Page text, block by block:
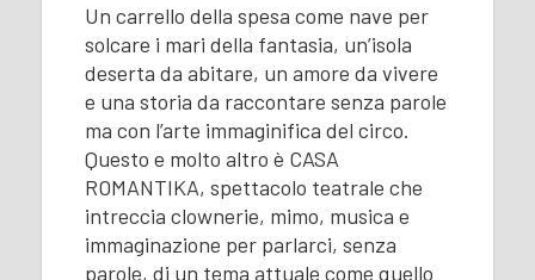
Un carrello della spesa come nave per
solcare i mari della fantasia, un’isola
deserta da abitare, un amore da vivere
e una storia da raccontare senza parole
ma con l’arte immaginifica del circo.
Questo e molto altro è CASA
ROMANTIKA, spettacolo teatrale che
intreccia clownerie, mimo, musica e
immaginazione per parlarci, senza
parole, di un tema attuale come quello